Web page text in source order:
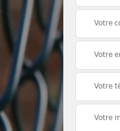
de clôture 41